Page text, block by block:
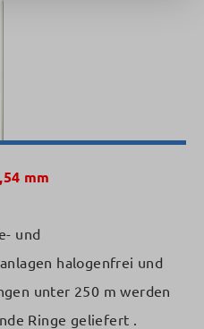
mm
und
halogenfrei und
unter 250 m werden
Ringe geliefert .